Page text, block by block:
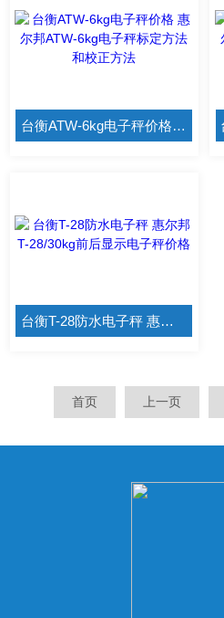
台衡ATW-6kg电子秤价格 惠尔邦ATW-6kg电子秤标定方法和校正方法
台衡T-28防水电子秤 惠尔邦T-28/30kg前后显示电子秤价格
首页 上一页